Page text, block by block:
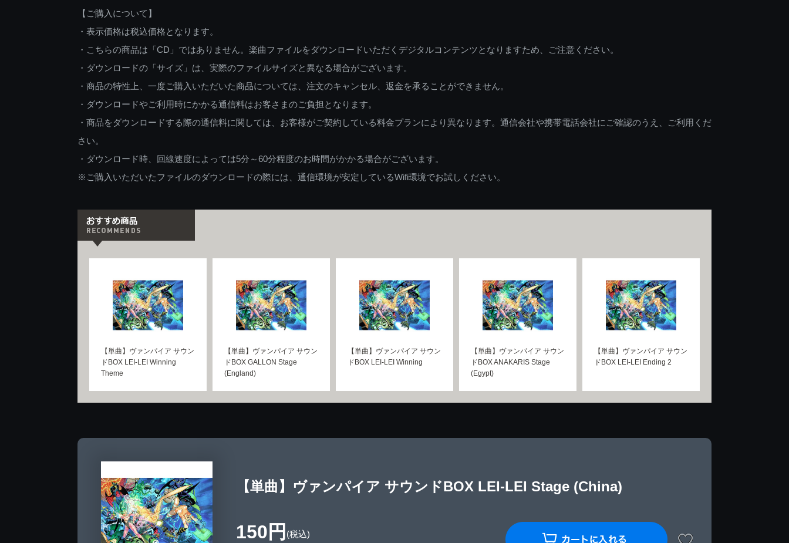
【ご購入について】
・表示価格は税込価格となります。
・こちらの商品は「CD」ではありません。楽曲ファイルをダウンロードいただくデジタルコンテンツとなりますため、ご注意ください。
・ダウンロードの「サイズ」は、実際のファイルサイズと異なる場合がございます。
・商品の特性上、一度ご購入いただいた商品については、注文のキャンセル、返金を承ることができません。
・ダウンロードやご利用時にかかる通信料はお客さまのご負担となります。
・商品をダウンロードする際の通信料に関しては、お客様がご契約している料金プランにより異なります。通信会社や携帯電話会社にご確認のうえ、ご利用くだ
さい。
・ダウンロード時、回線速度によっては5分～60分程度のお時間がかかる場合がございます。
※ご購入いただいたファイルのダウンロードの際には、通信環境が安定しているWifi環境でお試しください。
【単曲】ヴァンパイア サウン
ドBOX LEI-LEI Winning
Theme
【単曲】ヴァンパイア サウン
ドBOX GALLON Stage
(England)
【単曲】ヴァンパイア サウン
ドBOX LEI-LEI Winning
【単曲】ヴァンパイア サウン
ドBOX ANAKARIS Stage
(Egypt)
【単曲】ヴァンパイア サウン
ドBOX LEI-LEI Ending 2
【単曲】ヴァンパイア サウンドBOX LEI-LEI Stage (China)
150円 (税込)